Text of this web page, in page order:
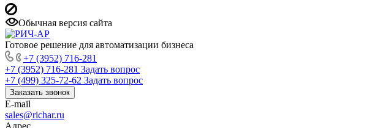
Обычная версия сайта
Готовое решение для автоматизации бизнеса
+7 (3952) 716-281
+7 (3952) 716-281 Задать вопрос
+7 (499) 325-72-62 Задать вопрос
Заказать звонок
E-mail
sales@richar.ru
Адрес